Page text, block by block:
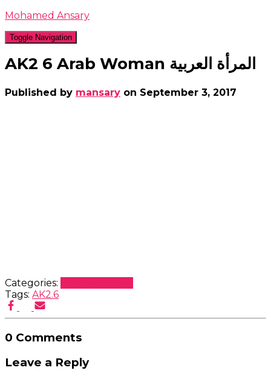
Mohamed Ansary
Toggle Navigation
AK2 6 Arab Woman المرأة العربية
Published by mansary on September 3, 2017
Categories:
Tags: AK2.6
0 Comments
Leave a Reply